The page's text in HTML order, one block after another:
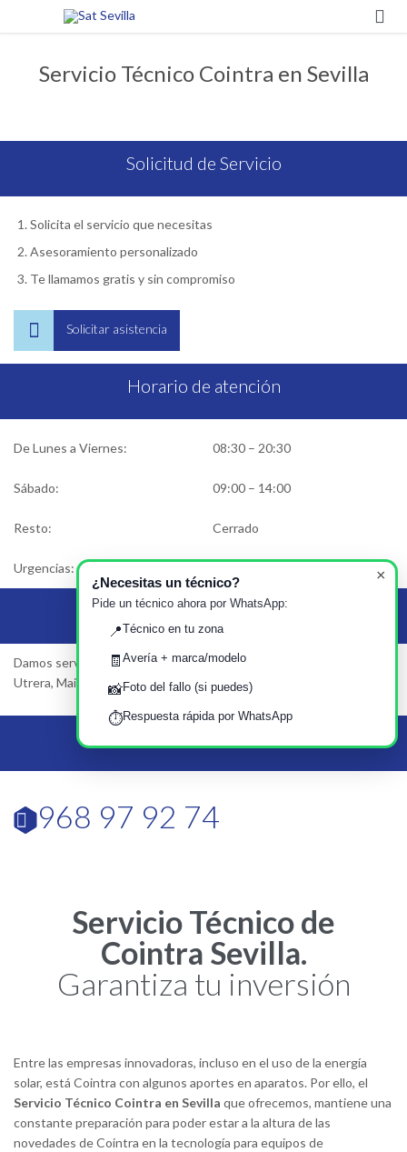

Servicio Técnico Cointra en Sevilla
Solicitud de Servicio
Solicita el servicio que necesitas
Asesoramiento personalizado
Te llamamos gratis y sin compromiso
 Solicitar asistencia
Horario de atención
De Lunes a Viernes: 08:30 – 20:30
Sábado: 09:00 – 14:00
Resto: Cerrado
Urgencias:
Área de Servicio
Damos servicio en Sevilla, Dos Hermanas, Alcalá de Guadaira,
Utrera, Mairena del Aljarafe…
 968 97 92 74
Servicio Técnico de
Cointra Sevilla.
Garantiza tu inversión
Entre las empresas innovadoras, incluso en el uso de la energía
solar, está Cointra con algunos aportes en aparatos. Por ello, el
Servicio Técnico Cointra en Sevilla que ofrecemos, mantiene una
constante preparación para poder estar a la altura de las
novedades de Cointra en la tecnología para equipos de
×
¿Necesitas un técnico?
Pide un técnico ahora por WhatsApp:
📍Técnico en tu zona
🧾 Avería + marca/modelo
📸Foto del fallo (si puedes)
⏱️Respuesta rápida por WhatsApp